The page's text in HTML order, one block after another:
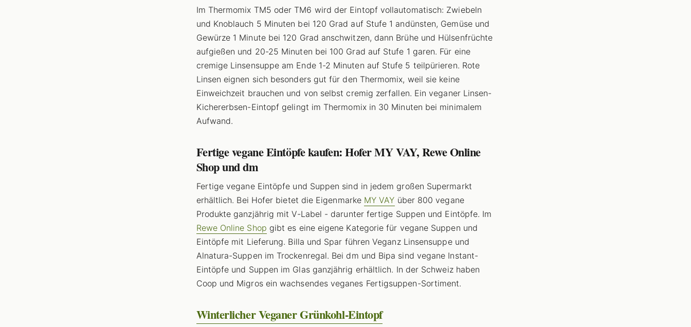
Im Thermomix TM5 oder TM6 wird der Eintopf vollautomatisch: Zwiebeln
und Knoblauch 5 Minuten bei 120 Grad auf Stufe 1 andünsten, Gemüse und
Gewürze 1 Minute bei 120 Grad anschwitzen, dann Brühe und Hülsenfrüchte
aufgießen und 20-25 Minuten bei 100 Grad auf Stufe 1 garen. Für eine
cremige Linsensuppe am Ende 1-2 Minuten auf Stufe 5 teilpürieren. Rote
Linsen eignen sich besonders gut für den Thermomix, weil sie keine
Einweichzeit brauchen und von selbst cremig zerfallen. Ein veganer Linsen-
Kichererbsen-Eintopf gelingt im Thermomix in 30 Minuten bei minimalem
Aufwand.
Fertige vegane Eintöpfe kaufen: Hofer MY VAY, Rewe Online
Shop und dm
Fertige vegane Eintöpfe und Suppen sind in jedem großen Supermarkt
erhältlich. Bei Hofer bietet die Eigenmarke MY VAY über 800 vegane
Produkte ganzjährig mit V-Label - darunter fertige Suppen und Eintöpfe. Im
Rewe Online Shop gibt es eine eigene Kategorie für vegane Suppen und
Eintöpfe mit Lieferung. Billa und Spar führen Veganz Linsensuppe und
Alnatura-Suppen im Trockenregal. Bei dm und Bipa sind vegane Instant-
Eintöpfe und Suppen im Glas ganzjährig erhältlich. In der Schweiz haben
Coop und Migros ein wachsendes veganes Fertigsuppen-Sortiment.
Winterlicher Veganer Grünkohl-Eintopf